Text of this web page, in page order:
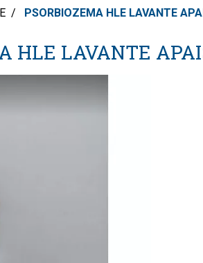
PSORBIOZEMA HLE LAVANTE
HLE LAVANTE